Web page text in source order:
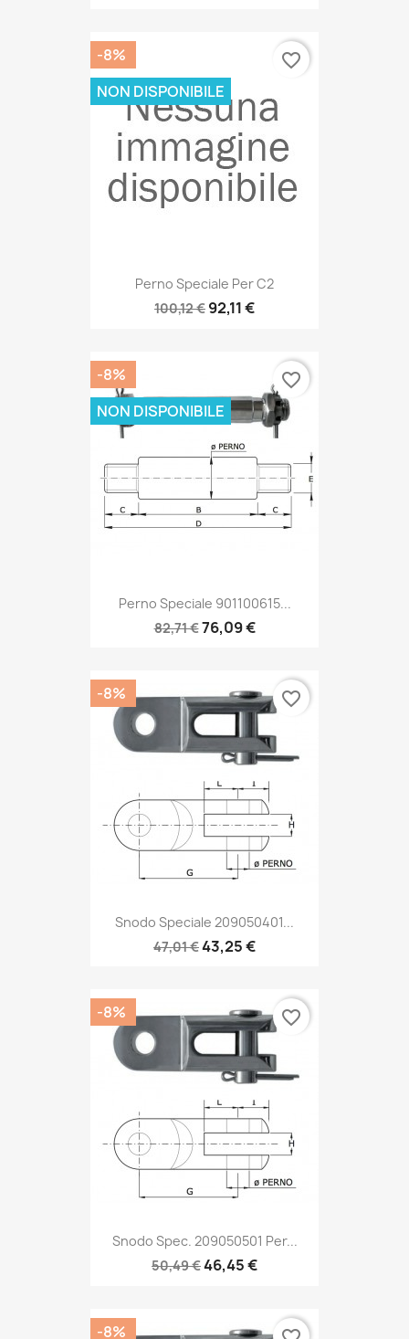
Perno Speciale Per C2
100,12 € 92,11 €
-8%
NON DISPONIBILE
favorite_border
Perno Speciale 901100615...
82,71 €76,09 €
-8%
NON DISPONIBILE
favorite_border
Snodo Speciale 209050401...
47,01 €43,25 €
-8% favorite_border
Snodo Spec. 209050501 Per...
50,49 €46,45 €
-8% favorite_border
-8%